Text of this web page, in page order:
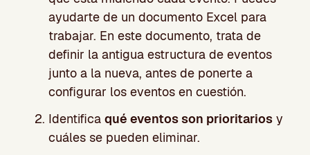
ayudarte de un documento Excel para
trabajar. En este documento, trata de
definir la antigua estructura de eventos
junto a la nueva, antes de ponerte a
configurar los eventos en cuestión.
Identifica qué eventos son prioritarios y
cuáles se pueden eliminar.